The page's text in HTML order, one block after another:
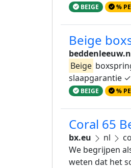
BEIGE %
Beige
Beige
slaapgarantie
BEIGE %
Coral 65
bx.eu nl
We begrijpen
weten dat het